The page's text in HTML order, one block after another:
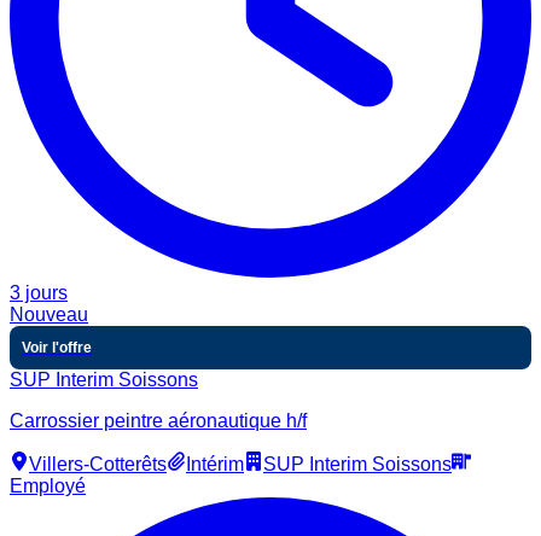
3 jours
Nouveau
Voir l'offre
SUP Interim Soissons
Carrossier peintre aéronautique h/f
Villers-Cotterêts Intérim
SUP Interim Soissons
Employé